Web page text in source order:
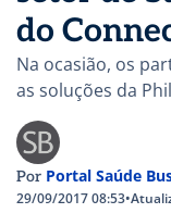
do
Na ocasião, os
as soluções da
Por Portal Saúde
29/09/2017 08:53•